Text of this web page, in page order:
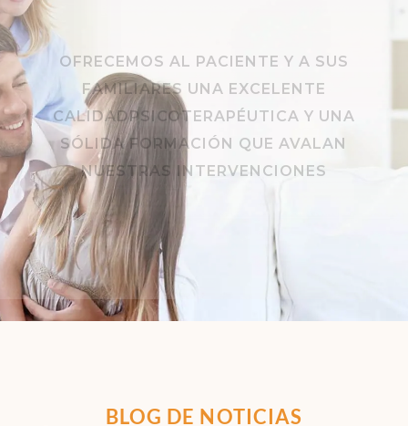
OFRECEMOS AL PACIENTE Y A SUS
FAMILIARES UNA EXCELENTE
CALIDADPSICOTERAPÉUTICA Y UNA
SÓLIDA FORMACIÓN QUE AVALAN
NUESTRAS INTERVENCIONES
BLOG DE NOTICIAS